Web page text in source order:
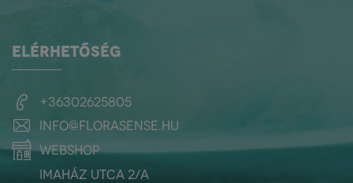
ELÉRHETŐSÉG
+36302625805
info@florasense.hu
webshop
Imaház utca 2/a